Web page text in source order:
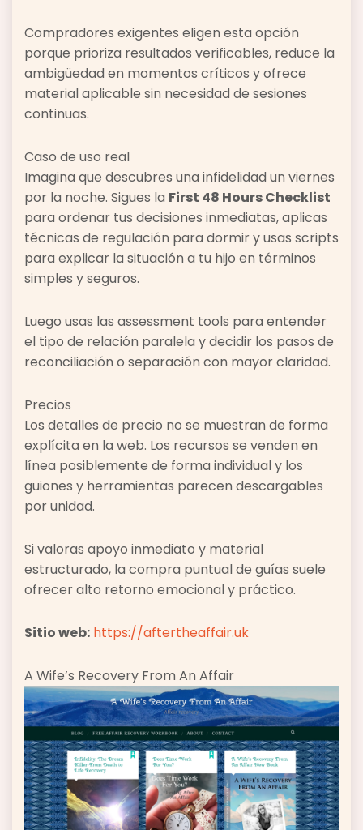
Compradores exigentes eligen esta opción
porque prioriza resultados verificables, reduce la
ambigüedad en momentos críticos y ofrece
material aplicable sin necesidad de sesiones
continuas.
Caso de uso real
Imagina que descubres una infidelidad un viernes
por la noche. Sigues la First 48 Hours Checklist
para ordenar tus decisiones inmediatas, aplicas
técnicas de regulación para dormir y usas scripts
para explicar la situación a tu hijo en términos
simples y seguros.
Luego usas las assessment tools para entender
el tipo de relación paralela y decidir los pasos de
reconciliación o separación con mayor claridad.
Precios
Los detalles de precio no se muestran de forma
explícita en la web. Los recursos se venden en
línea posiblemente de forma individual y los
guiones y herramientas parecen descargables
por unidad.
Si valoras apoyo inmediato y material
estructurado, la compra puntual de guías suele
ofrecer alto retorno emocional y práctico.
Sitio web: https://aftertheaffair.uk
A Wife’s Recovery From An Affair